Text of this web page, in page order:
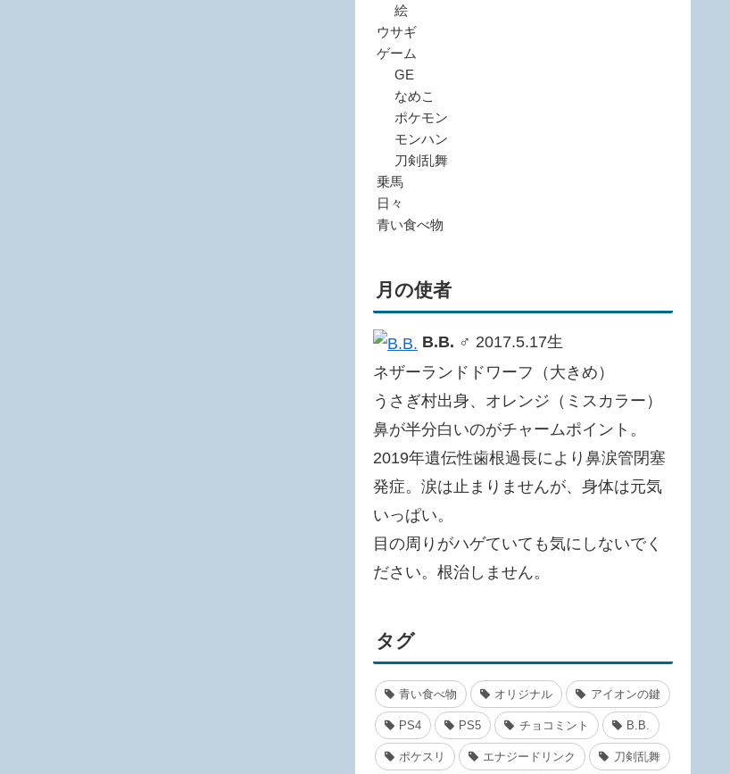
絵
ウサギ
ゲーム
GE
なめこ
ポケモン
モンハン
刀剣乱舞
乗馬
日々
青い食べ物
月の使者
B.B. ♂ 2017.5.17生
ネザーランドドワーフ（大きめ）
うさぎ村出身、オレンジ（ミスカラー）
鼻が半分白いのがチャームポイント。
2019年遺伝性歯根過長により鼻涙管閉塞
発症。涙は止まりませんが、身体は元気
いっぱい。
目の周りがハゲていても気にしないでく
ださい。根治しません。
タグ
青い食べ物 オリジナル アイオンの鍵
PS4 PS5 チョコミント B.B.
ポケスリ エナジードリンク 刀剣乱舞